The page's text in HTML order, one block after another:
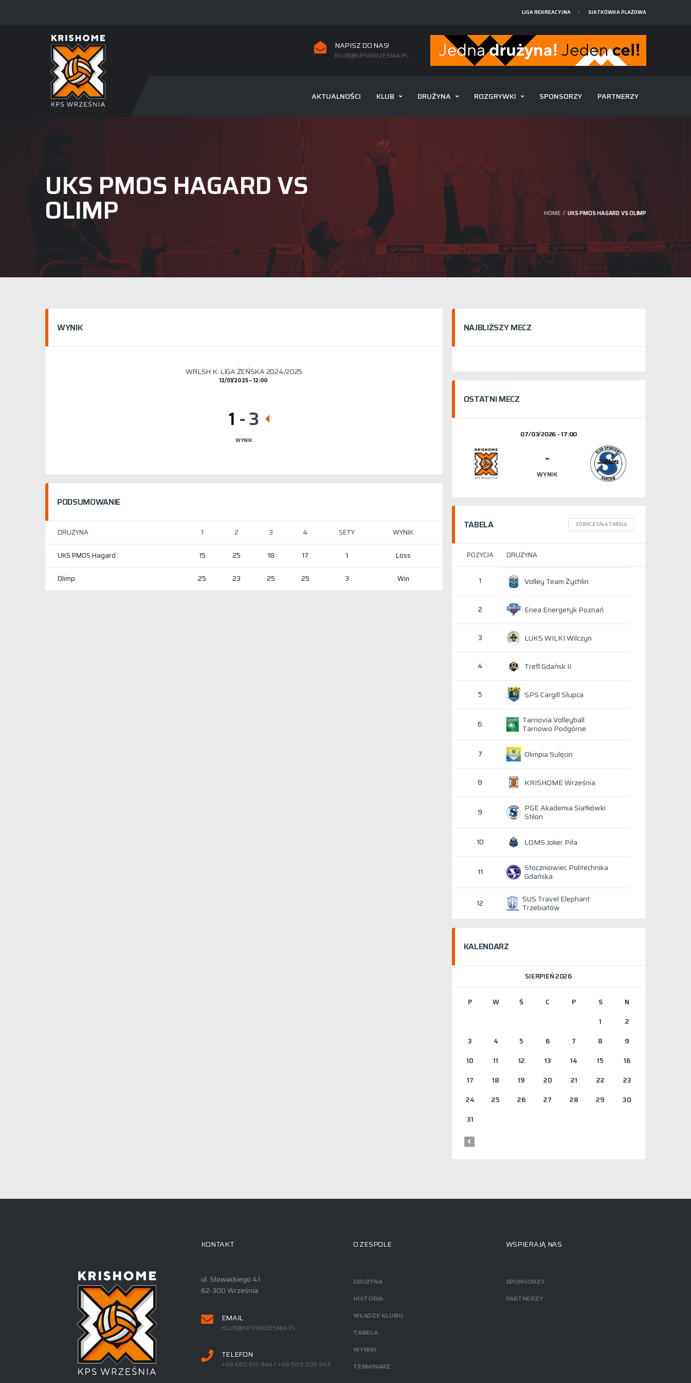
LIGA REKREACYJNA SIATKÓWKA PLAŻOWA
NAPISZ DO NAS!
KLUB@KPSWRZESNIA.PL
AKTUALNOŚCI KLUB DRUŻYNA ROZGRYWKI SPONSORZY PARTNERZY
UKS PMOS HAGARD VS
OLIMP HOME UKS PMOS HAGARD VS OLIMP
WYNIK
WRLSH K. LIGA ŻEŃSKA 2024/2025
12/01/2025 12:00
1 -3
WYNIK
PODSUMOWANIE
DRUŻYNA 1 2 3 4 SETY WYNIK
UKS PMOS Hagard 15 25 18 17 1 Loss
Olimp 25 23 25 25 3 Win
NAJBLIŻSZY MECZ
OSTATNI MECZ
07/03/2026 - 17:00
-
WYNIK
TABELA ZOBACZ CAŁĄ TABELĘ
POZYCJA DRUŻYNA
1 Volley Team Żychlin
2 Enea Energetyk Poznań
3 LUKS WILKI Wilczyn
4 Trefl Gdańsk II
5 SPS Cargill Słupca
6 Tarnovia Volleyball
Tarnowo Podgórne
7 Olimpia Sulęcin
8 KRISHOME Września
9 PGE Akademia Siatkówki
Stilon
10 LOMS Joker Piła
11 Stoczniowiec Politechnika
Gdańska
12 SUS Travel Elephant
Trzebiatów
KALENDARZ
SIERPIEŃ 2026
P W Ś C P S
N
1
2
3
4 5 6 7 8
9
10
11 12 13 14 15
16
17
18 19 20 21 22
23
24
25 26 27 28 29
30
31
KONTAKT
ul. Słowackiego 41
62-300 Września
EMAIL
KLUB@KPSWRZESNIA.PL
TELEFON
+48 660 613 944 / +48 509 508 943
O ZESPOLE
DRUŻYNA
HISTORIA
WŁADZE KLUBU
TABELA
WYNIKI
TERMINARZ
WSPIERAJĄ NAS
SPONSORZY
PARTNERZY